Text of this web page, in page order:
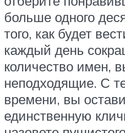
больше одного
того, как будет
каждый день
количество имен,
неподходящие. С
времени, вы
единственную